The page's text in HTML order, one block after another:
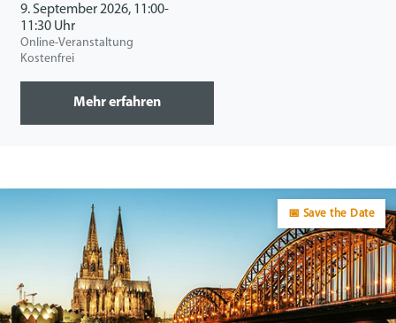
9. September 2026, 11:00-
11:30 Uhr
Online-Veranstaltung
Kostenfrei
Mehr erfahren
📅 Save the Date